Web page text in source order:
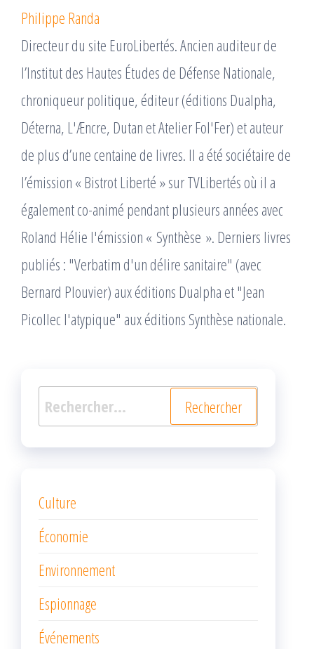
Philippe Randa
Directeur du site EuroLibertés. Ancien auditeur de
l’Institut des Hautes Études de Défense Nationale,
chroniqueur politique, éditeur (éditions Dualpha,
Déterna, L'Æncre, Dutan et Atelier Fol'Fer) et auteur
de plus d’une centaine de livres. Il a été sociétaire de
l’émission « Bistrot Liberté » sur TVLibertés où il a
également co-animé pendant plusieurs années avec
Roland Hélie l'émission « Synthèse ». Derniers livres
publiés : "Verbatim d'un délire sanitaire" (avec
Bernard Plouvier) aux éditions Dualpha et "Jean
Picollec l'atypique" aux éditions Synthèse nationale.
Rechercher :
Culture
Économie
Environnement
Espionnage
Événements